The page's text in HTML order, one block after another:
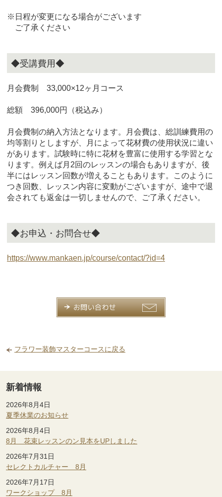
※日程が変更になる場合がございます
ご了承ください
◆受講費用◆
月会費制 33,000×12ヶ月コース
総額 396,000円（税込み）
月会費制の納入方法となります。月会費は、総訓練費用の
均等割りとしますが、月によって花材費の使用状況に違い
があります。試験時に特に花材を豊富に使用する学習とな
ります。例えば月2回のレッスンの場合もありますが、後
半にはレッスン回数が増えることもあります。このように
つき回数、レッスン内容に変動がございますが、途中で退
会されても返金は一切しませんので、ご了承ください。
◆お申込・お問合せ◆
https://www.mankaen.jp/course/contact/?id=4
フラワー装飾マスターコースに戻る
新着情報
2026年8月4日
夏季休業のお知らせ
2026年8月4日
8月 花束レッスンのン見本をUPしました
2026年7月31日
セレクトカルチャー 8月
2026年7月17日
ワークショップ 8月